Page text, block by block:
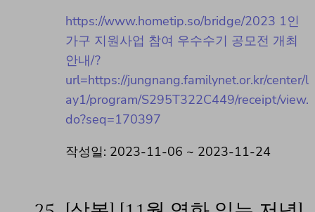
https://www.hometip.so/bridge/2023 1인
가구 지원사업 참여 우수수기 공모전 개최
안내/?
url=https://jungnang.familynet.or.kr/center/l
ay1/program/S295T322C449/receipt/view.
do?seq=170397
작성일: 2023-11-06 ~ 2023-11-24